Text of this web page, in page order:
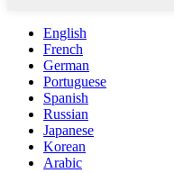
English
French
German
Portuguese
Spanish
Russian
Japanese
Korean
Arabic